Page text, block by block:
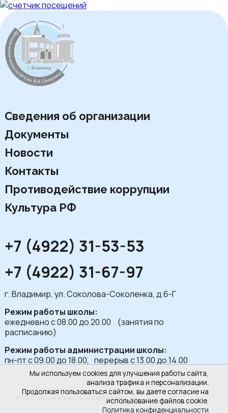
Мы используем cookies для улучшения работы сайта,
анализа трафика и персонализации.
Продолжая пользоваться сайтом, вы даете согласие на
использование файлов cookie.
Политика конфиденциальности
Сведения об организации
Документы
Новости
Контакты
Противодействие коррупции
Культура РФ
+7 (4922) 31-53-53
+7 (4922) 31-67-97
г. Владимир, ул. Соколова-Соколенка, д.6-Г
Режим работы школы:
ежедневно с 08.00 до 20.00 (занятия по
расписанию)
Режим работы администрации школы:
пн-пт с 09.00 до 18.00, перерыв с 13.00 до 14.00
© 2025 Школа искусств № 6 во Владимире